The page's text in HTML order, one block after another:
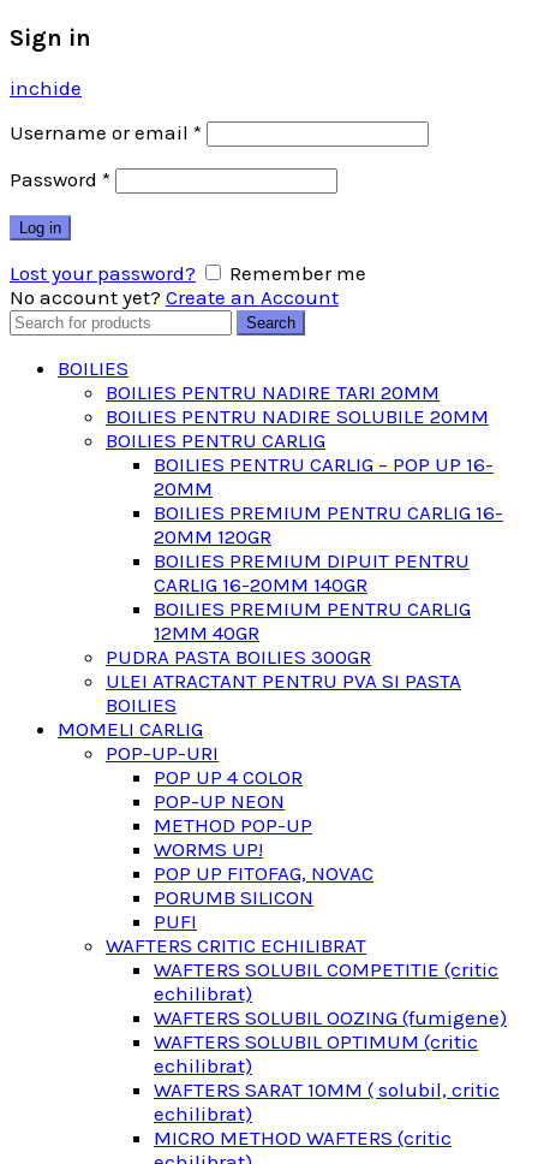
Sign in
inchide
Username or email *
Password *
Log in
Lost your password?
Remember me
No account yet? Create an Account
Search
Search
BOILIES
BOILIES PENTRU NADIRE TARI 20MM
BOILIES PENTRU NADIRE SOLUBILE 20MM
BOILIES PENTRU CARLIG
BOILIES PENTRU CARLIG – POP UP 16-
20MM
BOILIES PREMIUM PENTRU CARLIG 16-
20MM 120GR
BOILIES PREMIUM DIPUIT PENTRU
CARLIG 16-20MM 140GR
BOILIES PREMIUM PENTRU CARLIG
12MM 40GR
PUDRA PASTA BOILIES 300GR
ULEI ATRACTANT PENTRU PVA SI PASTA
BOILIES
MOMELI CARLIG
POP-UP-URI
POP UP 4 COLOR
POP-UP NEON
METHOD POP-UP
WORMS UP!
POP UP FITOFAG, NOVAC
PORUMB SILICON
PUFI
WAFTERS CRITIC ECHILIBRAT
WAFTERS SOLUBIL COMPETITIE (critic
echilibrat)
WAFTERS SOLUBIL OOZING (fumigene)
WAFTERS SOLUBIL OPTIMUM (critic
echilibrat)
WAFTERS SARAT 10MM ( solubil, critic
echilibrat)
MICRO METHOD WAFTERS (critic